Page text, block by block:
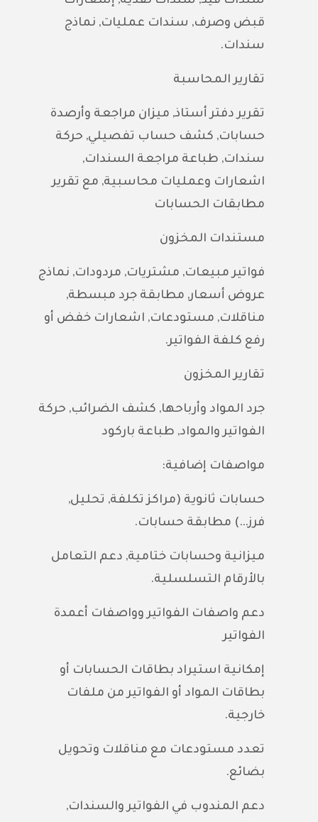
قبض وصرف, سندات عمليات, نماذج
سندات.
تقارير المحاسبة
تقرير دفتر أستاذ, ميزان مراجعة وأرصدة
حسابات, كشف حساب تفصيلي, حركة
سندات, طباعة مراجعة السندات,
اشعارات وعمليات محاسبية, مع تقرير
مطابقات الحسابات
مستندات المخزون
فواتير مبيعات, مشتريات, مردودات, نماذج
عروض أسعار, مطابقة جرد مبسطة,
مناقلات, مستودعات, اشعارات خفض أو
رفع كلفة الفواتير.
تقارير المخزون
جرد المواد وأرباحها, كشف الضرائب, حركة
الفواتير والمواد, طباعة باركود
مواصفات إضافية:
حسابات ثانوية (مراكز تكلفة, تحليل,
فرز…) مطابقة حسابات.
ميزانية وحسابات ختامية, دعم التعامل
بالأرقام التسلسلية.
دعم واصفات الفواتير وواصفات أعمدة
الفواتير
إمكانية استيراد بطاقات الحسابات أو
بطاقات المواد أو الفواتير من ملفات
خارجية.
تعدد مستودعات مع مناقلات وتحويل
بضائع.
دعم المندوب في الفواتير والسندات,